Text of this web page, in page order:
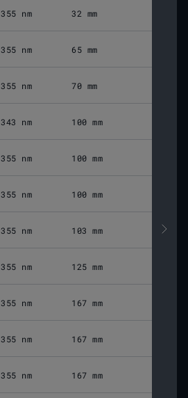
355 nm 32 mm
355 nm 65 mm
355 nm 70 mm
343 nm 100 mm
355 nm 100 mm
355 nm 100 mm
355 nm 103 mm
355 nm 125 mm
355 nm 167 mm
355 nm 167 mm
355 nm 167 mm